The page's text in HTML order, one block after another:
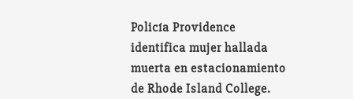
Policía Providence
identifica mujer hallada
muerta en estacionamiento
de Rhode Island College.